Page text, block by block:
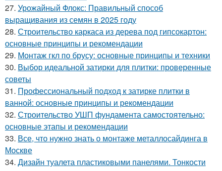
27. Урожайный Флокс: Правильный способ
выращивания из семян в 2025 году
28. Строительство каркаса из дерева под гипсокартон:
основные принципы и рекомендации
29. Монтаж гкл по брусу: основные принципы и техники
30. Выбор идеальной затирки для плитки: проверенные
советы
31. Профессиональный подход к затирке плитки в
ванной: основные принципы и рекомендации
32. Строительство УШП фундамента самостоятельно:
основные этапы и рекомендации
33. Все, что нужно знать о монтаже металлосайдинга в
Москве
34. Дизайн туалета пластиковыми панелями. Тонкости